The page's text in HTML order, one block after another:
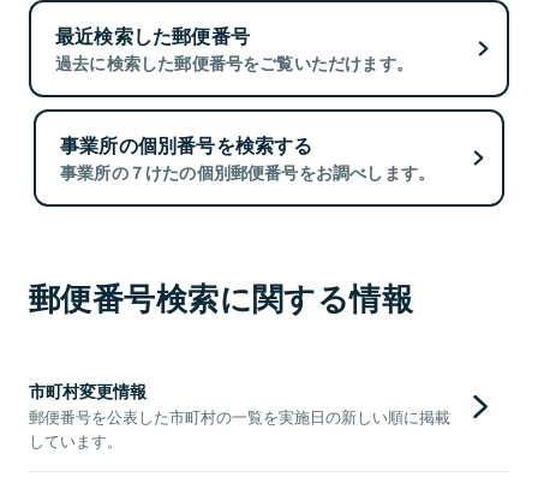
最近検索した郵便番号
過去に検索した郵便番号をご覧いただけます。
事業所の個別番号を検索する
事業所の７けたの個別郵便番号をお調べします。
郵便番号検索に関する情報
市町村変更情報
郵便番号を公表した市町村の一覧を実施日の新しい順に掲載
しています。